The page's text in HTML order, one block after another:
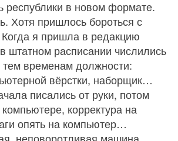
республики в новом формате.
Хотя пришлось бороться с
я пришла в редакцию
штатном расписании числились
временам должности:
вёрстки, наборщик…
писались от руки, потом
коррек­тура на
опять на компьютер…